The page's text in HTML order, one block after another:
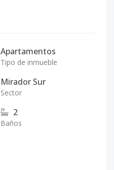
Apartamentos
Tipo de inmueble
Mirador Sur
Sector
2
Baños